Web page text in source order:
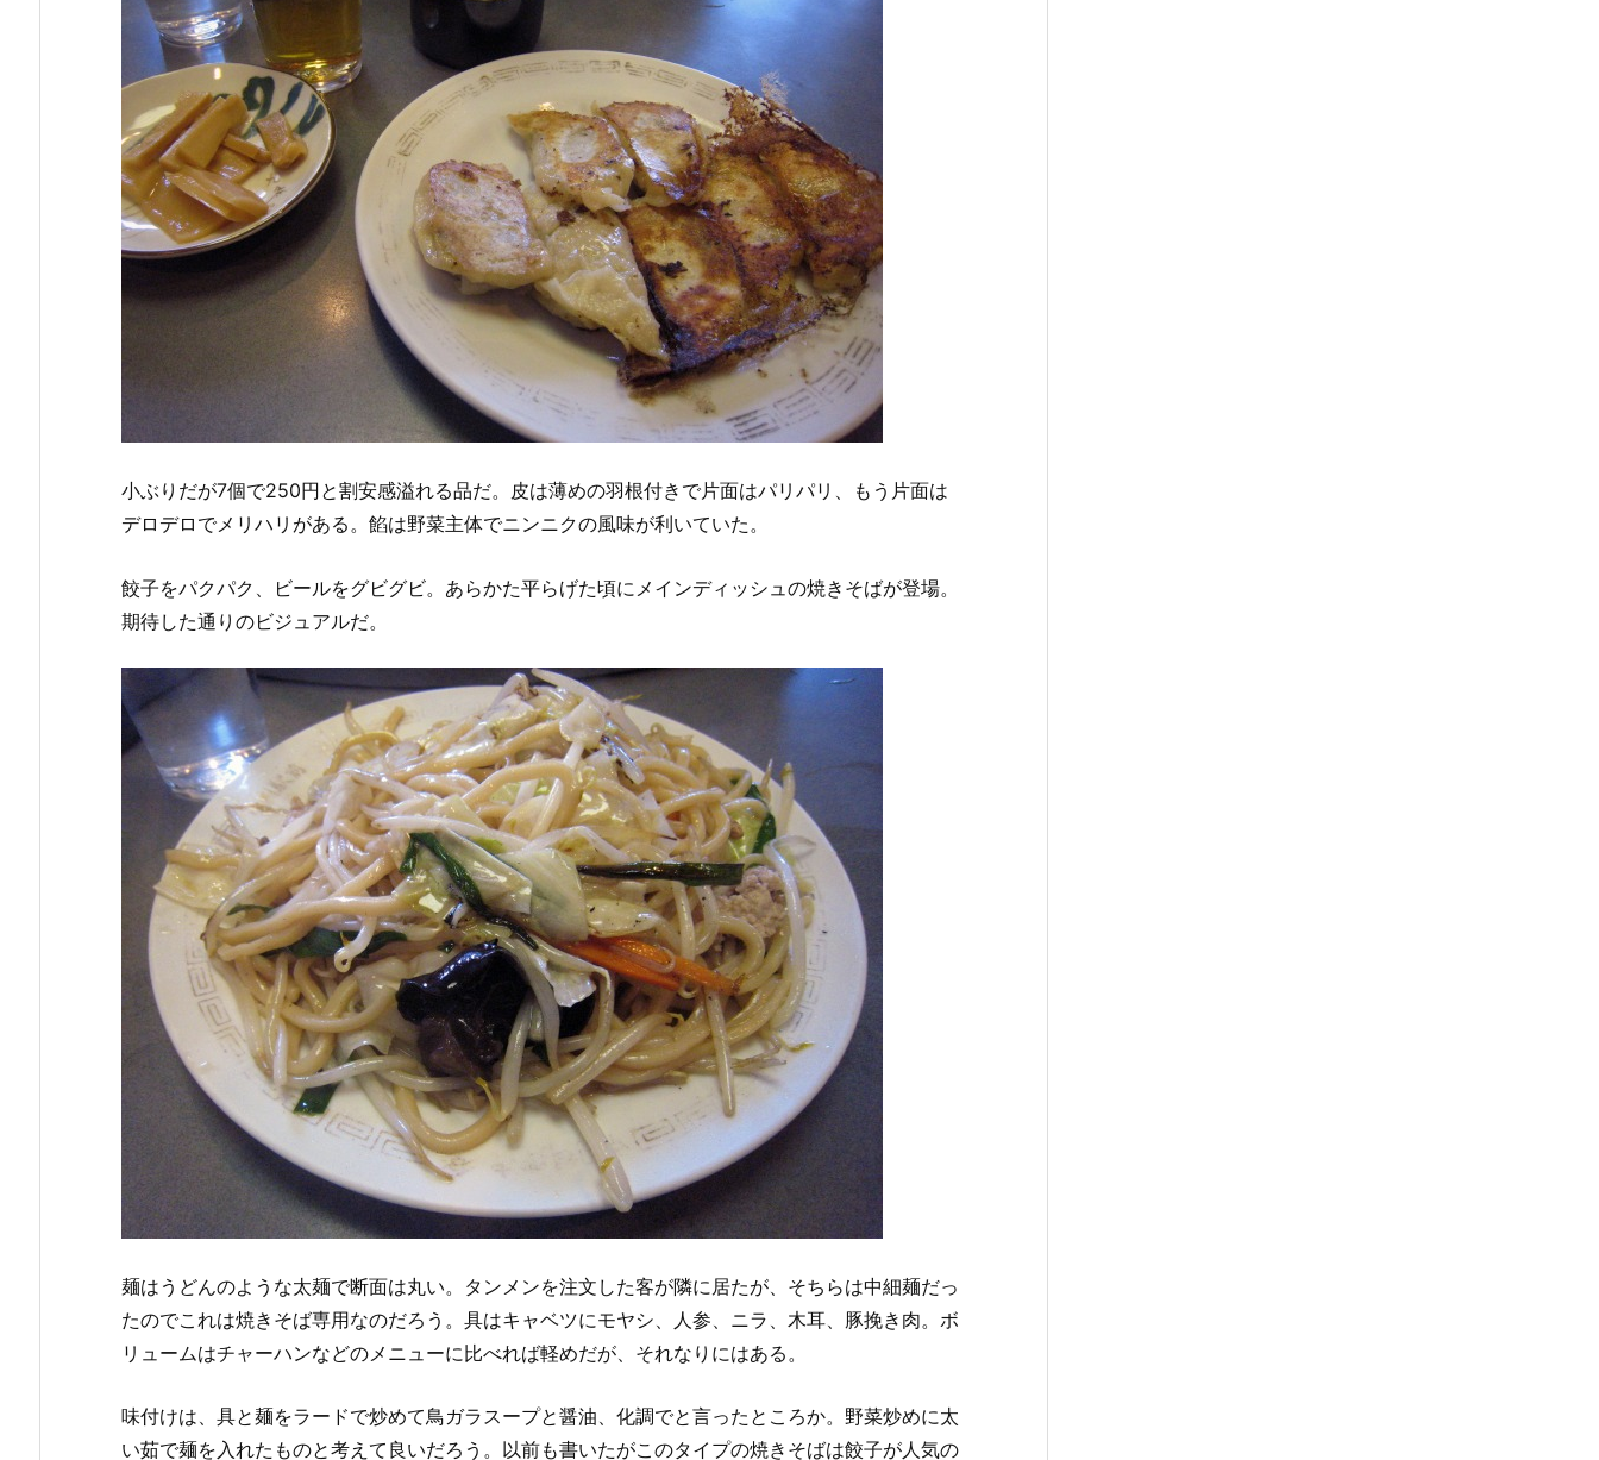
小ぶりだが7個で250円と割安感溢れる品だ。皮は薄めの羽根付きで片面はパリパリ、もう片面は
デロデロでメリハリがある。餡は野菜主体でニンニクの風味が利いていた。
餃子をパクパク、ビールをグビグビ。あらかた平らげた頃にメインディッシュの焼きそばが登場。
期待した通りのビジュアルだ。
麺はうどんのような太麺で断面は丸い。タンメンを注文した客が隣に居たが、そちらは中細麺だっ
たのでこれは焼きそば専用なのだろう。具はキャベツにモヤシ、人参、ニラ、木耳、豚挽き肉。ボ
リュームはチャーハンなどのメニューに比べれば軽めだが、それなりにはある。
味付けは、具と麺をラードで炒めて鳥ガラスープと醤油、化調でと言ったところか。野菜炒めに太
い茹で麺を入れたものと考えて良いだろう。以前も書いたがこのタイプの焼きそばは餃子が人気の